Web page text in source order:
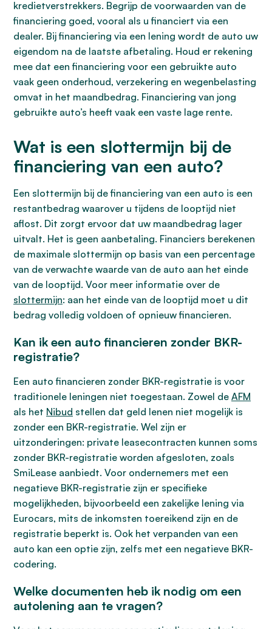
kredietverstrekkers. Begrijp de voorwaarden van de
financiering goed, vooral als u financiert via een
dealer. Bij financiering via een lening wordt de auto uw
eigendom na de laatste afbetaling. Houd er rekening
mee dat een financiering voor een gebruikte auto
vaak geen onderhoud, verzekering en wegenbelasting
omvat in het maandbedrag. Financiering van jong
gebruikte auto’s heeft vaak een vaste lage rente.
Wat is een slottermijn bij de
financiering van een auto?
Een slottermijn bij de financiering van een auto is een
restantbedrag waarover u tijdens de looptijd niet
aflost. Dit zorgt ervoor dat uw maandbedrag lager
uitvalt. Het is geen aanbetaling. Financiers berekenen
de maximale slottermijn op basis van een percentage
van de verwachte waarde van de auto aan het einde
van de looptijd. Voor meer informatie over de
slottermijn: aan het einde van de looptijd moet u dit
bedrag volledig voldoen of opnieuw financieren.
Kan ik een auto financieren zonder BKR-
registratie?
Een auto financieren zonder BKR-registratie is voor
traditionele leningen niet toegestaan. Zowel de AFM
als het Nibud stellen dat geld lenen niet mogelijk is
zonder een BKR-registratie. Wel zijn er
uitzonderingen: private leasecontracten kunnen soms
zonder BKR-registratie worden afgesloten, zoals
SmiLease aanbiedt. Voor ondernemers met een
negatieve BKR-registratie zijn er specifieke
mogelijkheden, bijvoorbeeld een zakelijke lening via
Eurocars, mits de inkomsten toereikend zijn en de
registratie beperkt is. Ook het verpanden van een
auto kan een optie zijn, zelfs met een negatieve BKR-
codering.
Welke documenten heb ik nodig om een
autolening aan te vragen?